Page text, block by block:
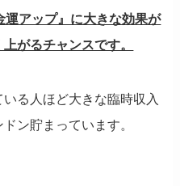
運アップ』に大きな効果が
がるチャンスです。
る人ほど大きな臨時収入
ン貯まっています。